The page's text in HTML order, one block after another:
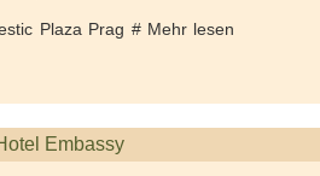
Plaza Prag # Mehr lesen
Embassy